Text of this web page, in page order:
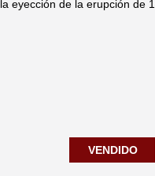
eyección de la erupción de
VENDIDO